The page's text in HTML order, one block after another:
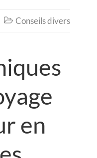
 Conseils divers
en